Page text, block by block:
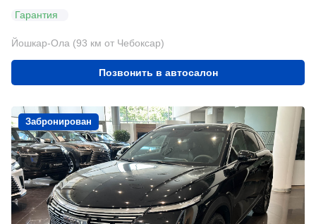
Гарантия
Йошкар-Ола (93 км от Чебоксар)
Позвонить в автосалон
Забронирован